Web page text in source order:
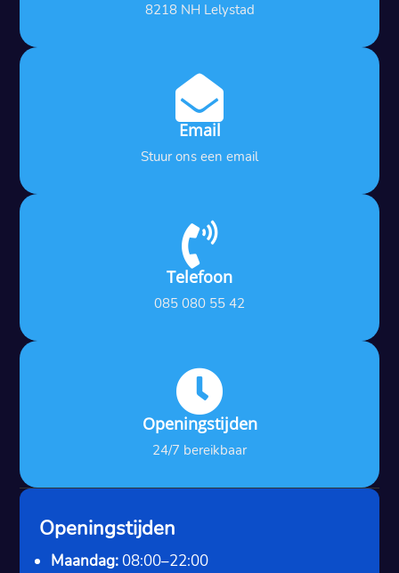
8218 NH Lelystad

Email
Stuur ons een email

Telefoon
085 080 55 42

Openingstijden
24/7 bereikbaar
Openingstijden
Maandag: 08:00–22:00